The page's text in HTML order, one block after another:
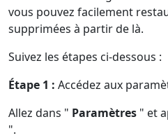
vous pouvez facilement
supprimées à partir de là.
Suivez les étapes ci-dessous :
Étape 1 : Accédez aux
Allez dans " Paramètres " et
".